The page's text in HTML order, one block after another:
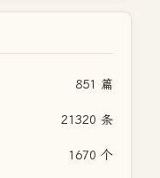
851 篇
21320 条
1670 个